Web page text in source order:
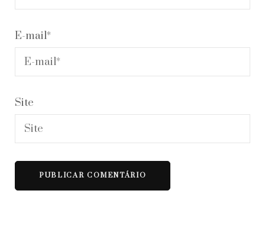
E-mail*
Site